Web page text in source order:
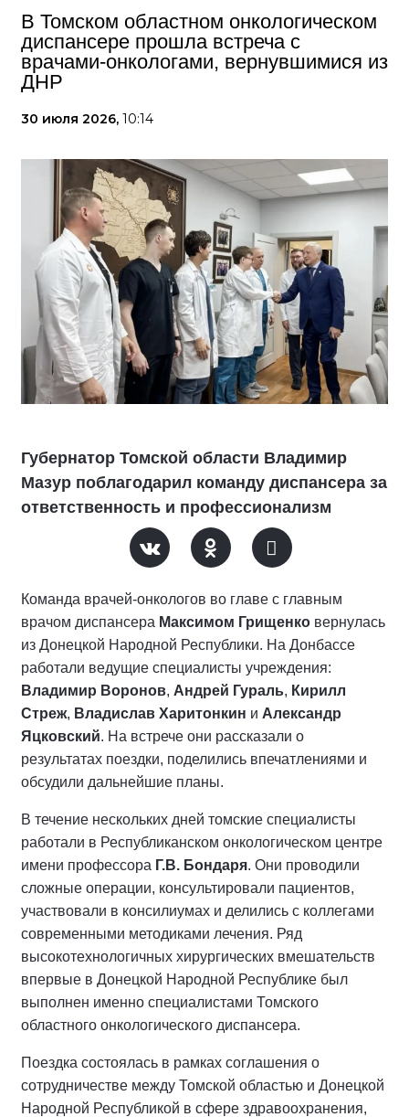
В Томском областном онкологическом
диспансере прошла встреча с
врачами-онкологами, вернувшимися из
ДНР
30 июля 2026, 10:14
Губернатор Томской области Владимир
Мазур поблагодарил команду диспансера за
ответственность и профессионализм
Команда врачей-онкологов во главе с главным
врачом диспансера Максимом Грищенко вернулась
из Донецкой Народной Республики. На Донбассе
работали ведущие специалисты учреждения:
Владимир Воронов, Андрей Гураль, Кирилл
Стреж, Владислав Харитонкин и Александр
Яцковский. На встрече они рассказали о
результатах поездки, поделились впечатлениями и
обсудили дальнейшие планы.
В течение нескольких дней томские специалисты
работали в Республиканском онкологическом центре
имени профессора Г.В. Бондаря. Они проводили
сложные операции, консультировали пациентов,
участвовали в консилиумах и делились с коллегами
современными методиками лечения. Ряд
высокотехнологичных хирургических вмешательств
впервые в Донецкой Народной Республике был
выполнен именно специалистами Томского
областного онкологического диспансера.
Поездка состоялась в рамках соглашения о
сотрудничестве между Томской областью и Донецкой
Народной Республикой в сфере здравоохранения,